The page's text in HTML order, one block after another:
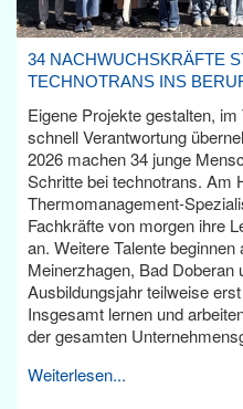
34 NACHWUCHSKRÄFTE
TECHNOTRANS INS
Eigene Projekte gestalten,
schnell Verantwortung
2026 machen 34 junge
Schritte bei technotrans. Am
Thermomanagement-
Fachkräfte von morgen ihre
an. Weitere Talente beginnen
Meinerzhagen, Bad Doberan
Ausbildungsjahr teilweise
Insgesamt lernen und
der gesamten
Weiterlesen...